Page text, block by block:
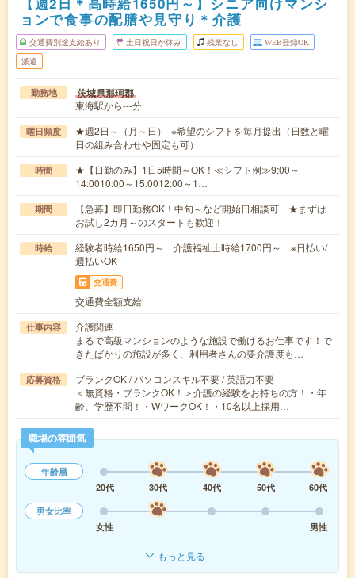
ョンで食事の配膳や見守り＊介護
交通費別途支給あり 土日祝日が休み 残業なし WEB登録OK
派遣
勤務地 茨城県那珂郡
東海駅から---分
曜日頻度
★週2日～（月～日） ※希望のシフトを毎月提出（日数と曜
日の組み合わせや固定も可）
時間
★【日勤のみ】1日5時間～OK！≪シフト例≫9:00～
14:0010:00～15:0012:00～1…
期間
【急募】即日勤務OK！中旬～など開始日相談可 ★まずは
お試し2カ月～のスタートも歓迎！
時給
経験者時給1650円～ 介護福祉士時給1700円～ ※日払い/
週払いOK
交通費
交通費全額支給
仕事内容
介護関連
まるで高級マンションのような施設で働けるお仕事です！で
きたばかりの施設が多く、利用者さんの要介護度も…
応募資格
ブランクOK / パソコンスキル不要 / 英語力不要
＜無資格・ブランクOK！＞介護の経験をお持ちの方！・年
齢、学歴不問！・WワークOK！・10名以上採用…
職場の雰囲気
年齢層
20代
30代 40代 50代
60代
男女比率
女性
男性
もっと見る